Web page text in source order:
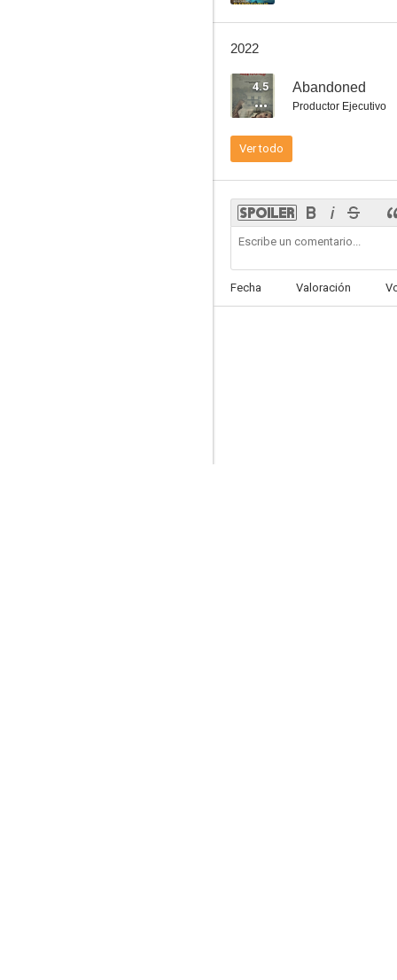
Snowden
7.2
2022
4.5 Abandoned
Productor Ejecutivo
Ver todo
Fecha Valoración